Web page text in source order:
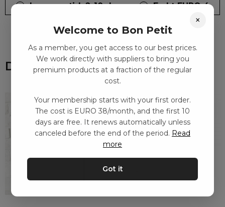
Leveranstid: 2-10 dagar Frakt EURO 4
Du kanske också gillar
×
Welcome to Bon Petit
As a member, you get access to our best prices.
We work directly with suppliers to bring you
premium products at a fraction of the regular
cost.
Your membership starts with your first order.
The cost is EURO 38/month, and the first 10
days are free. It renews automatically unless
canceled before the end of the period. Read
more
Got it